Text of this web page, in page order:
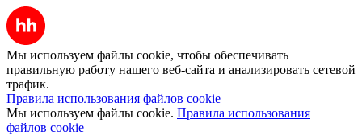
Мы используем файлы cookie, чтобы обеспечивать
правильную работу нашего веб-сайта и анализировать сетевой
трафик.
Правила использования файлов cookie
Мы используем файлы cookie. Правила использования
файлов cookie